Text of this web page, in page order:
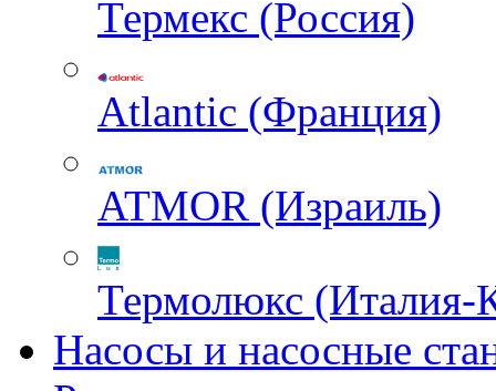
Термекс (Россия)
Atlantic (Франция)
ATMOR (Израиль)
Термолюкс (Италия-
Насосы и насосные